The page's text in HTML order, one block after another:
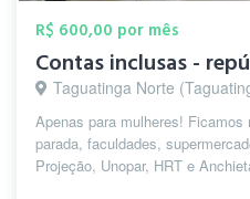
R$ 600,00 por mês
Contas inclusas -
Taguatinga Norte
Apenas para mulheres!
parada, faculdades,
Projeção, Unopar, HRT e